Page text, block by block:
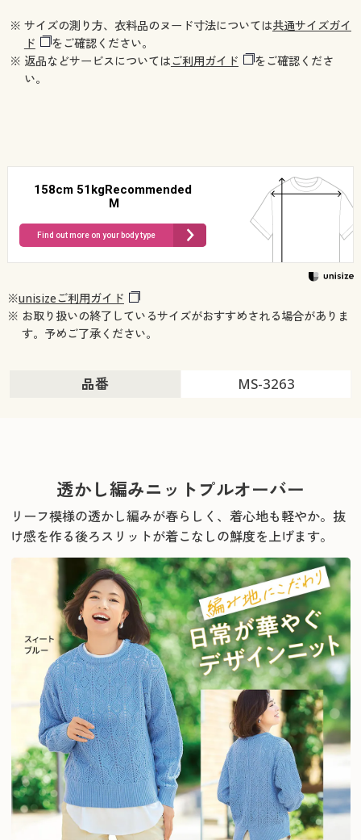
※ サイズの測り方、衣料品のヌード寸法については共通サイズガイ
ド
をご確認ください。
※ 返品などサービスについてはご利用ガイド
をご確認くださ
い。
158cm 51kgRecommended
M
Find out more on your body type
※unisizeご利用ガイド
※ お取り扱いの終了しているサイズがおすすめされる場合がありま
す。予めご了承ください。
品番 MS-3263
透かし編みニットプルオーバー
リーフ模様の透かし編みが春らしく、着心地も軽やか。 抜
け感を作る後ろスリットが着こなしの鮮度を上げます。